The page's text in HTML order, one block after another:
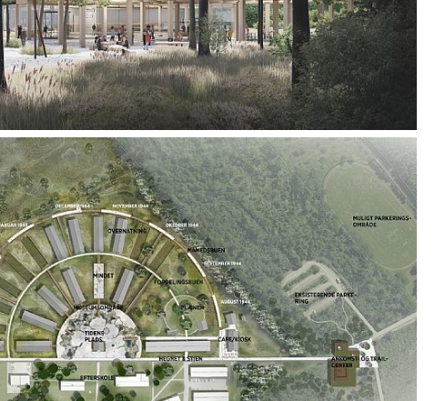
for museumsområdet: Tidens Plads. Tidens
for events og mindehøjtideligheder, og
og refleksion.
kan besøgende fordybe sig i tankerne,
i det fornyede museumsområde for
hvor natur og historie smelter sammen i et flow
inde.